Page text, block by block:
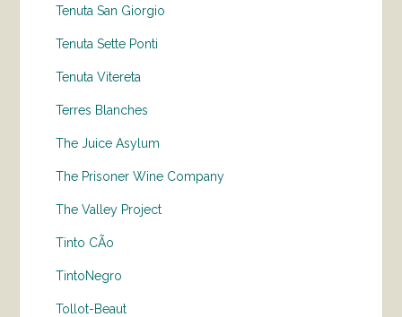
Tenuta San Giorgio
Tenuta Sette Ponti
Tenuta Vitereta
Terres Blanches
The Juice Asylum
The Prisoner Wine Company
The Valley Project
Tinto CÃo
TintoNegro
Tollot-Beaut